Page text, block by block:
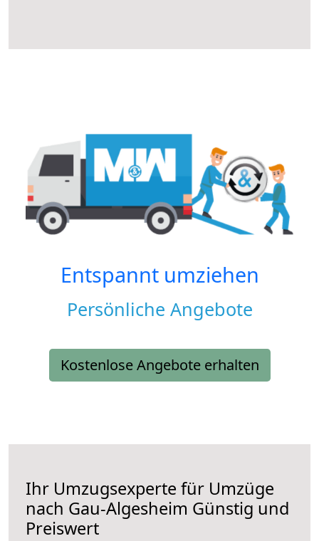
Entspannt umziehen
Persönliche Angebote
Kostenlose Angebote erhalten
Ihr Umzugsexperte für Umzüge
nach Gau-Algesheim Günstig und
Preiswert